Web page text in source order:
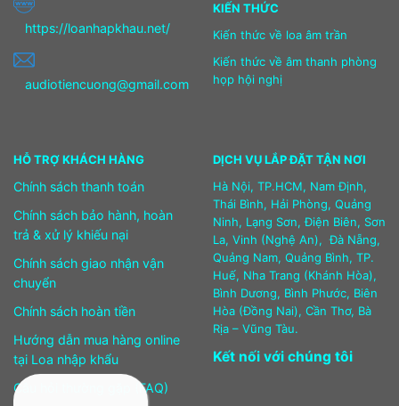
https://loanhapkhau.net/
audiotiencuong@gmail.com
KIẾN THỨC
Kiến thức về loa âm trần
Kiến thức về âm thanh phòng
họp hội nghị
HỖ TRỢ KHÁCH HÀNG
Chính sách thanh toán
Chính sách bảo hành, hoàn
trả & xử lý khiếu nại
Chính sách giao nhận vận
chuyển
Chính sách hoàn tiền
Hướng dẫn mua hàng online
tại Loa nhập khẩu
Câu hỏi thường gặp (FAQ)
DỊCH VỤ LẮP ĐẶT TẬN NƠI
Hà Nội, TP.HCM, Nam Định,
Thái Bình, Hải Phòng, Quảng
Ninh, Lạng Sơn, Điện Biên, Sơn
La, Vinh (Nghệ An), Đà Nẵng,
Quảng Nam, Quảng Bình, TP.
Huế, Nha Trang (Khánh Hòa),
Bình Dương, Bình Phước, Biên
Hòa (Đồng Nai), Cần Thơ, Bà
Rịa – Vũng Tàu.
Kết nối với chúng tôi